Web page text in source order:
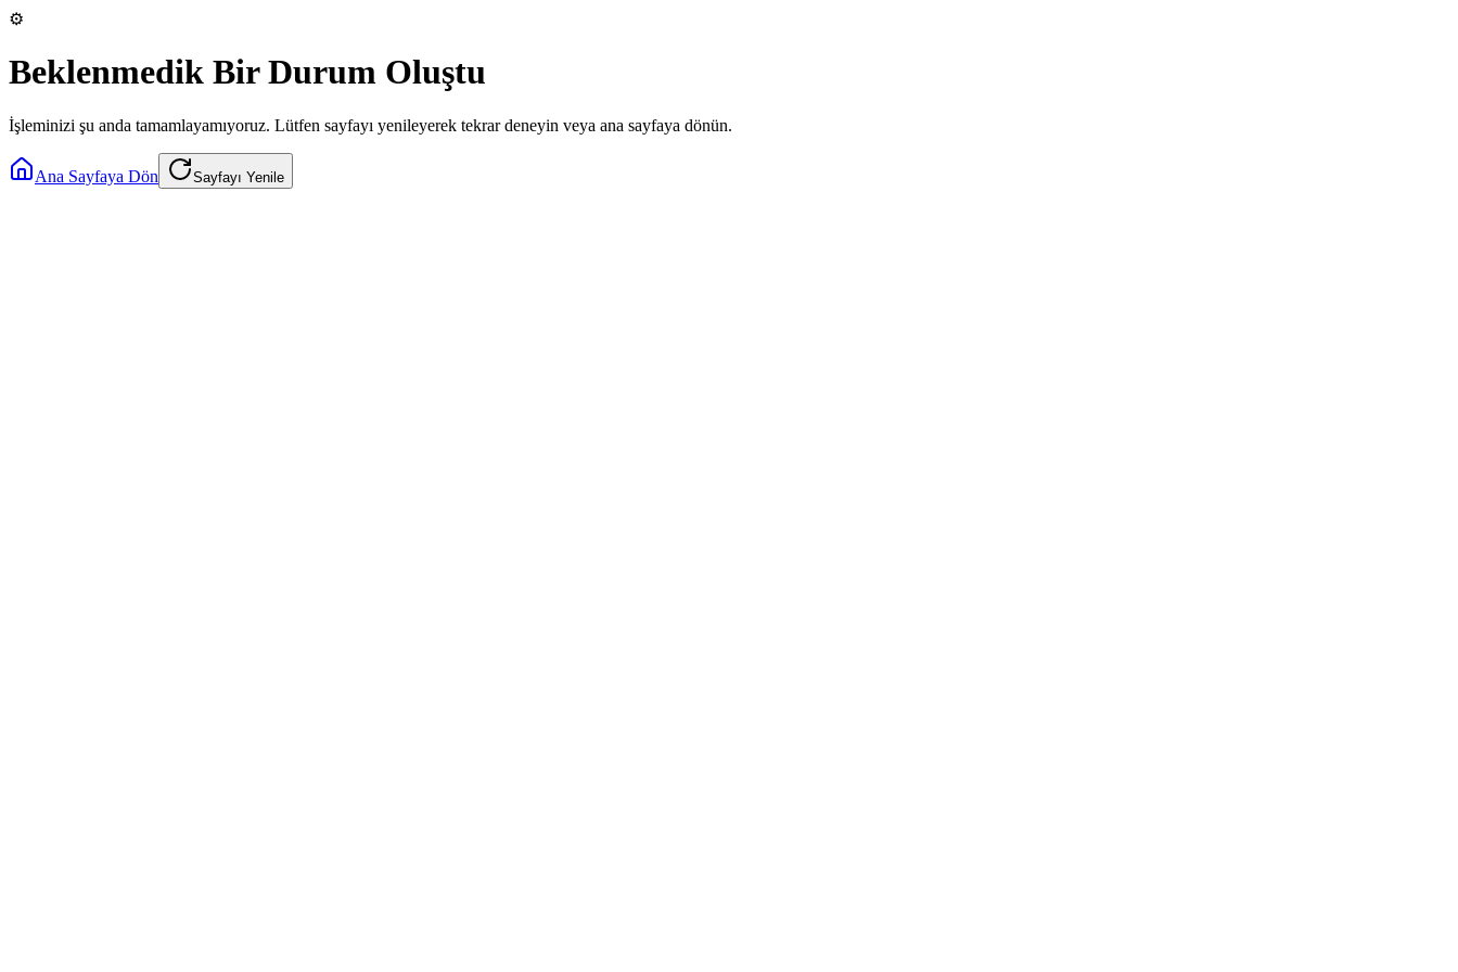
⚙️
Beklenmedik Bir Durum Oluştu
İşleminizi şu anda tamamlayamıyoruz. Lütfen sayfayı yenileyerek tekrar deneyin veya ana sayfaya dönün.
Ana Sayfaya Dön Sayfayı Yenile